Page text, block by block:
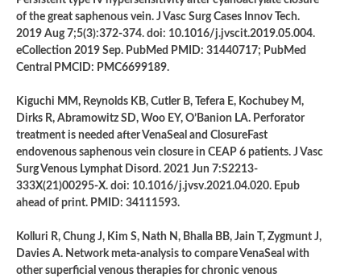
of the great saphenous vein. J Vasc Surg Cases Innov Tech.
2019 Aug 7;5(3):372-374. doi: 10.1016/j.jvscit.2019.05.004.
eCollection 2019 Sep. PubMed PMID: 31440717; PubMed
Central PMCID: PMC6699189.
Kiguchi MM, Reynolds KB, Cutler B, Tefera E, Kochubey M,
Dirks R, Abramowitz SD, Woo EY, O’Banion LA. Perforator
treatment is needed after VenaSeal and ClosureFast
endovenous saphenous vein closure in CEAP 6 patients. J Vasc
Surg Venous Lymphat Disord. 2021 Jun 7:S2213-
333X(21)00295-X. doi: 10.1016/j.jvsv.2021.04.020. Epub
ahead of print. PMID: 34111593.
Kolluri R, Chung J, Kim S, Nath N, Bhalla BB, Jain T, Zygmunt J,
Davies A. Network meta-analysis to compare VenaSeal with
other superficial venous therapies for chronic venous